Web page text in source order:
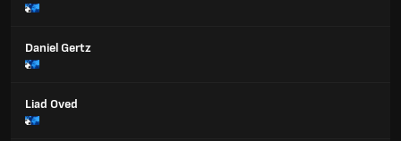
Daniel Gertz
Liad Oved